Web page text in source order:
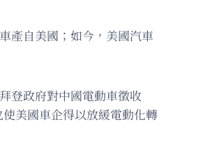
產自美國；如今，美國汽車
登政府對中國電動車徵收
美國車企得以放緩電動化轉